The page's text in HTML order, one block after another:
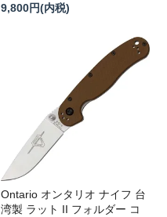
9,800円(内税)
Ontario オンタリオ ナイフ 台
湾製 ラット II フォルダー コ